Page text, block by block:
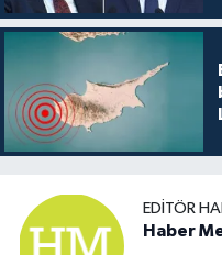
EDITÖR
Haber